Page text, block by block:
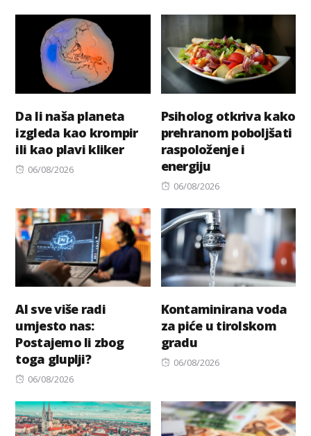
Da li naša planeta
izgleda kao krompir
ili kao plavi kliker
Posted
06/08/2026
Psiholog otkriva kako
prehranom poboljšati
raspoloženje i
energiju
Posted
06/08/2026
AI sve više radi
umjesto nas:
Postajemo li zbog
toga gluplji?
Posted
06/08/2026
Kontaminirana voda
za piće u tirolskom
gradu
Posted
06/08/2026